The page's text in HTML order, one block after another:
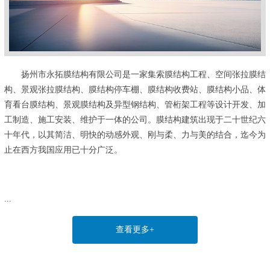
扬州市永拓膜结构有限公司是一家集索膜结构工程、空间张拉膜结
构、景观张拉膜结构、膜结构停车棚、膜结构收费站、膜结构小品、体
育看台膜结构、景观膜结构及异型钢结构、管桁架工程等设计开发、加
工制造、施工安装、维护于一体的公司。膜结构建筑出现于二十世纪六
十年代，以其简洁、明快的动感外观、刚与柔、力与美的结合，迄今为
止在西方我国应用已十分广泛。
...
查看更多+